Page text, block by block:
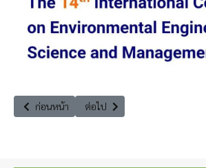
เนื้อหาก่อนหน้า: อัพเดทข่าว : หนังเรื่องโกงซ่อนเก
ก่อนหน้า เนื้อหาถัดไป: ชวนฟังเสวนา “
ต่อไป